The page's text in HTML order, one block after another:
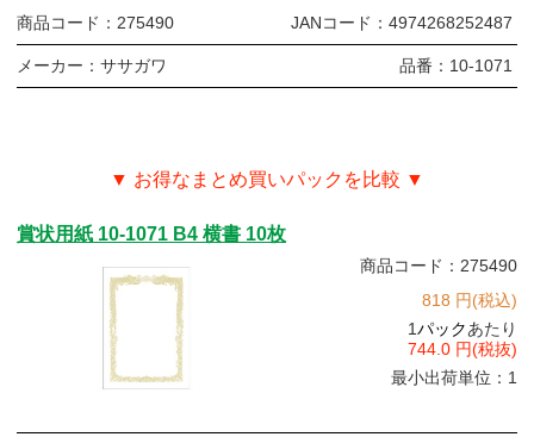
商品コード： 275490 JANコード： 4974268252487
メーカー： ササガワ 品番： 10-1071
▼ お得なまとめ買いパックを比較 ▼
賞状用紙 10-1071 B4 横書 10枚
商品コード：275490
818 円(税込)
1パックあたり
744.0 円(税抜)
最小出荷単位：1